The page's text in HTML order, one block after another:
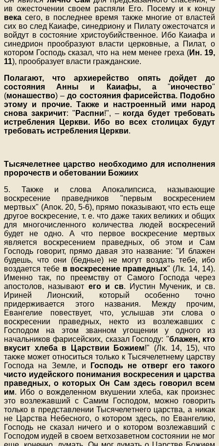
ив ожесточении своем распяли Его. Посему и к концу
века сего, в последнее время также многие от властей
сих во след Каиафе, синедриону и Пилату ожесточатся и
войдут в состояние христоубийственное. Ибо Каиафа и
синедрион прообразуют власти церковные, а Пилат, о
котором Господь сказал, что на нем менее греха (Ин. 19,
11), прообразует власти гражданские.
Полагают, что архиерейство опять дойдет до
состояния Анны и Каиафы, а"иночество"
(монашество) –до состояния фарисейства. Подобно
этому и прочие. Также и настроенный ими народ
снова закричит: " Распни!", – когда будет требовать
истребления Церкви. Ибо во всех столицах будут
требовать истребления Церкви.
Тысячелетнее царство необходимо для исполнения
пророчеств и обетовании Божиих
5. Также и слова Апокалипсиса, называющие
воскресение праведников "первым воскресением
мертвых" (Апок. 20, 5-6), прямо показывают, что есть еще
другое воскресение, т. е. что даже таких великих и общих
для многочисленного количества людей воскресений
будет не одно. А что первое воскресение мертвых
является воскресением праведных, об этом и Сам
Господь говорит, прямо давая это название: "И блажен
будешь, что они (бедные) не могут воздать тебе, ибо
воздается тебе в воскресение праведных" (Лк. 14, 14).
Именно так, по преемству от Самого Господа через
апостолов, называют его и св. Иустин Мученик, и св.
Ириней Лионский, который особенно точно
придерживается этого названия. Между прочим,
Евангелие повествует, что, услышав эти слова о
воскресении праведных, некто из возлежавших с
Господом на этом званном угощении у одного из
начальников фарисейских, сказал Господу: "блажен, кто
вкусит хлеба в Царствии Божием!" (Лк. 14, 15), что
также может относиться только к Тысячелетнему царству
Господа на Земле, и
Господь не отверг его такого
чисто иудейского понимания воскресения и царства
праведных, о которых Он Сам здесь говорил всем
им. Ибо о вожделенном вкушении хлеба, как произнес
это возлежавший с Самим Господом, можно говорить
только в представлении Тысячелетнего царства, а никак
не Царства Небесного, о котором здесь, по Евангелию,
Господь не сказал ничего и о котором возлежавший с
Господом иудей в своем ветхозаветном состоянии не мог